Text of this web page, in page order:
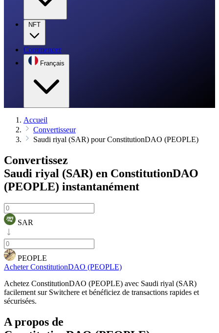
NFT
Commencer
Français
Accueil
Convertisseur
Saudi riyal (SAR) pour ConstitutionDAO (PEOPLE)
Convertissez
Saudi riyal (SAR) en ConstitutionDAO
(PEOPLE) instantanément
SAR
PEOPLE
Acheter ConstitutionDAO (PEOPLE)
Achetez ConstitutionDAO (PEOPLE) avec Saudi riyal (SAR)
facilement sur Switchere et bénéficiez de transactions rapides et
sécurisées.
A propos de